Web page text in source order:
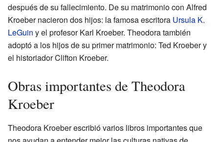
después de su fallecimiento. De su matrimonio con Alfred
Kroeber nacieron dos hijos: la famosa escritora Ursula K.
LeGuin y el profesor Karl Kroeber. Theodora también
adoptó a los hijos de su primer matrimonio: Ted Kroeber y
el historiador Clifton Kroeber.
Obras importantes de Theodora
Kroeber
Theodora Kroeber escribió varios libros importantes que